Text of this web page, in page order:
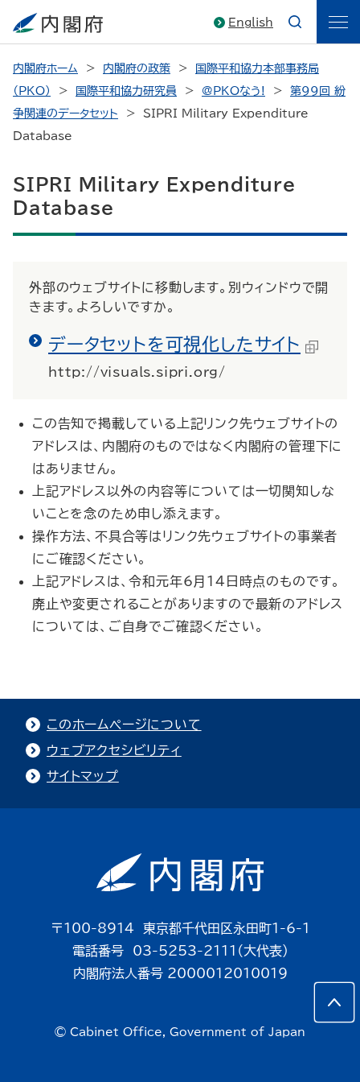
English
内閣府ホーム 内閣府の政策
国際平和協力本部事務局
（PKO）
国際平和協力研究員 @PKOなう!
第99回 紛
争関連のデータセット
SIPRI Military Expenditure
Database
SIPRI Military Expenditure
Database
外部のウェブサイトに移動します。別ウィンドウで開
きます。よろしいですか。
データセットを可視化したサイト
http://visuals.sipri.org/
この告知で掲載している上記リンク先ウェブサイトの
アドレスは、内閣府のものではなく内閣府の管理下に
はありません。
上記アドレス以外の内容等については一切関知しな
いことを念のため申し添えます。
操作方法、不具合等はリンク先ウェブサイトの事業者
にご確認ください。
上記アドレスは、令和元年6月14日時点のものです。
廃止や変更されることがありますので最新のアドレス
については、ご自身でご確認ください。
このホームページについて
ウェブアクセシビリティ
サイトマップ
〒100-8914 東京都千代田区永田町1-6-1
電話番号 03-5253-2111（大代表）
内閣府法人番号 2000012010019
© Cabinet Office, Government of Japan